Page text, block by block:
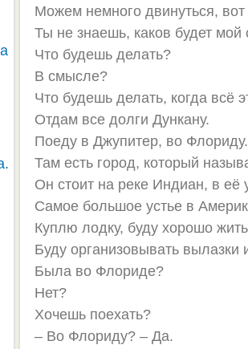
Можем немного двинуться, вот
Ты не знаешь, каков будет
Что будешь делать?
В смысле?
Что будешь делать, когда всё
Отдам все долги Дункану.
Поеду в Джупитер, во Флориду.
Там есть город, который
Он стоит на реке Индиан, в её
Самое большое устье в
Куплю лодку, буду хорошо
Буду организовывать
Была во Флориде?
Нет?
Хочешь поехать?
– Во Флориду? – Да.